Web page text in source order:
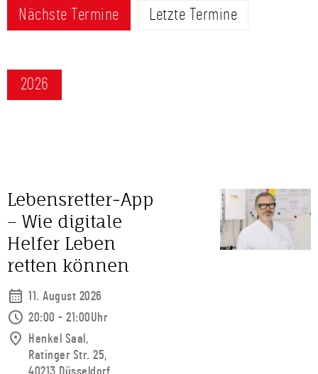
Nächste Termine Letzte Termine
2026
Lebensretter‑App
– Wie digitale
Helfer Leben
retten können
11. August 2026
20:00 - 21:00Uhr
Henkel Saal,
Ratinger Str. 25,